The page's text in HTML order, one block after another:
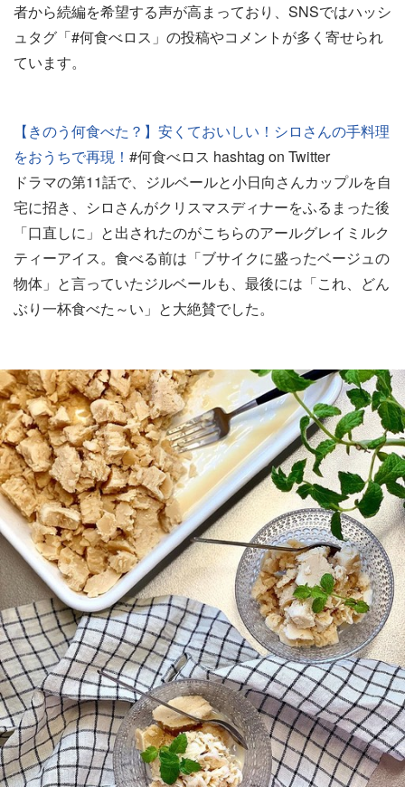
者から続編を希望する声が高まっており、SNSではハッシ
ュタグ「#何食べロス」の投稿やコメントが多く寄せられ
ています。
【きのう何食べた？】安くておいしい！シロさんの手料理
をおうちで再現！ #何食べロス hashtag on Twitter
ドラマの第11話で、ジルベールと小日向さんカップルを自
宅に招き、シロさんがクリスマスディナーをふるまった後
「口直しに」と出されたのがこちらのアールグレイミルク
ティーアイス。食べる前は「ブサイクに盛ったベージュの
物体」と言っていたジルベールも、最後には「これ、どん
ぶり一杯食べた～い」と大絶賛でした。